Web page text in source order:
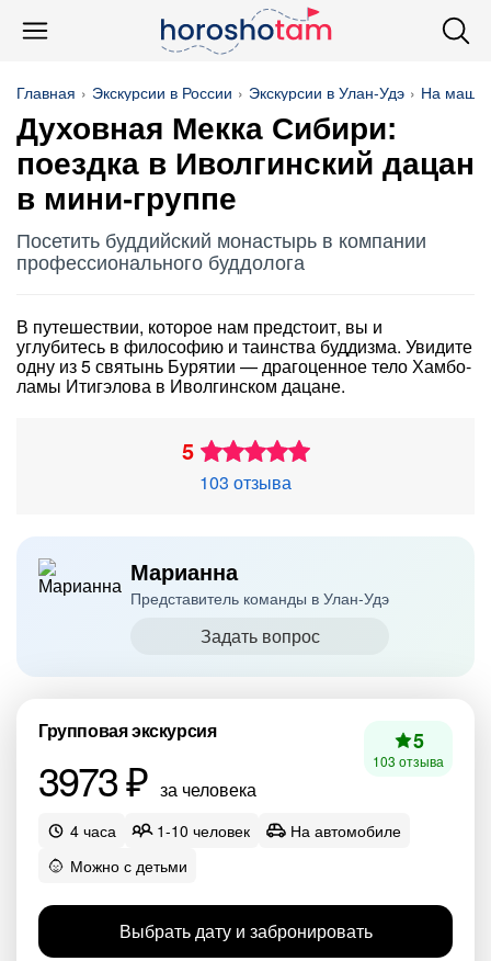
Главная Экскурсии в России Экскурсии в Улан-Удэ На
Духовная Мекка Сибири:
поездка в Иволгинский дацан
в мини-группе
Посетить буддийский монастырь в компании
профессионального буддолога
В путешествии, которое нам предстоит, вы и
углубитесь в философию и таинства буддизма. Увидите
одну из 5 святынь Бурятии — драгоценное тело Хамбо-
ламы Итигэлова в Иволгинском дацане.
5
103 отзыва
Марианна
Представитель команды в Улан-Удэ
Задать вопрос
Групповая экскурсия
3973 ₽ за человека
5
103 отзыва
4 часа 1-10 человек
На автомобиле
Можно с детьми
Выбрать дату и забронировать